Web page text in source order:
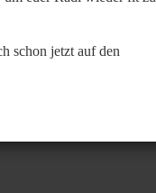
schon jetzt auf den